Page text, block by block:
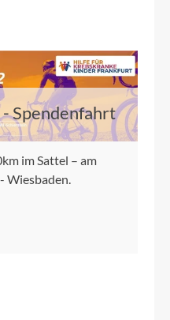
Spendenfahrt
im Sattel – am
Wiesbaden.